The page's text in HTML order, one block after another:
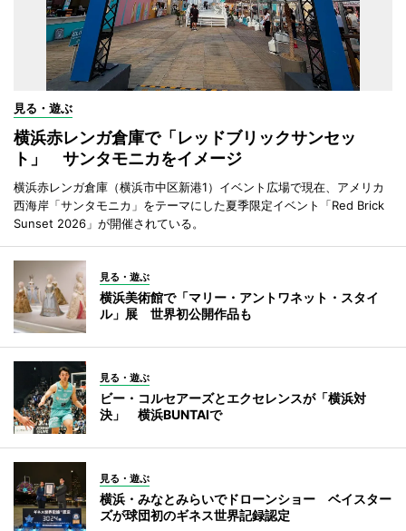
見る・遊ぶ
横浜赤レンガ倉庫で「レッドブリックサンセッ
ト」 サンタモニカをイメージ
横浜赤レンガ倉庫（横浜市中区新港1）イベント広場で現在、アメリカ
西海岸「サンタモニカ」をテーマにした夏季限定イベント「Red Brick
Sunset 2026」が開催されている。
見る・遊ぶ
横浜美術館で「マリー・アントワネット・スタイ
ル」展 世界初公開作品も
見る・遊ぶ
ビー・コルセアーズとエクセレンスが「横浜対
決」 横浜BUNTAIで
見る・遊ぶ
横浜・みなとみらいでドローンショー ベイスター
ズが球団初のギネス世界記録認定